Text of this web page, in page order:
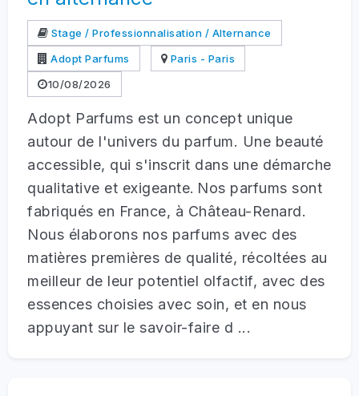
Stage / Professionnalisation / Alternance
Adopt Parfums
Paris - Paris
10/08/2026
Adopt Parfums est un concept unique
autour de l'univers du parfum. Une beauté
accessible, qui s'inscrit dans une démarche
qualitative et exigeante. Nos parfums sont
fabriqués en France, à Château-Renard.
Nous élaborons nos parfums avec des
matières premières de qualité, récoltées au
meilleur de leur potentiel olfactif, avec des
essences choisies avec soin, et en nous
appuyant sur le savoir-faire d ...